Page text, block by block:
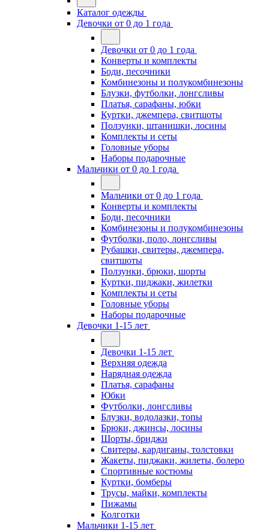
Каталог одежды
Девочки от 0 до 1 года
Девочки от 0 до 1 года
Конверты и комплекты
Боди, песочники
Комбинезоны и полукомбинезоны
Блузки, футболки, лонгсливы
Платья, сарафаны, юбки
Куртки, джемпера, свитшоты
Ползунки, штанишки, лосины
Комплекты и сеты
Головные уборы
Наборы подарочные
Мальчики от 0 до 1 года
Мальчики от 0 до 1 года
Конверты и комплекты
Боди, песочники
Комбинезоны и полукомбинезоны
Футболки, поло, лонгсливы
Рубашки, свитеры, джемпера,
свитшоты
Ползунки, брюки, шорты
Куртки, пиджаки, жилетки
Комплекты и сеты
Головные уборы
Наборы подарочные
Девочки 1-15 лет
Девочки 1-15 лет
Верхняя одежда
Нарядная одежда
Платья, сарафаны
Юбки
Футболки, лонгсливы
Блузки, водолазки, топы
Брюки, джинсы, лосины
Шорты, бриджи
Свитеры, кардиганы, толстовки
Жакеты, пиджаки, жилеты, болеро
Спортивные костюмы
Куртки, бомберы
Трусы, майки, комплекты
Пижамы
Колготки
Мальчики 1-15 лет